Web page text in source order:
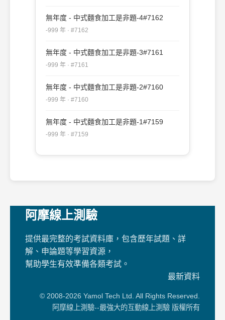
無年度 - 中式麵食加工是非題-4#7162
-999 年 · #7162
無年度 - 中式麵食加工是非題-3#7161
-999 年 · #7161
無年度 - 中式麵食加工是非題-2#7160
-999 年 · #7160
無年度 - 中式麵食加工是非題-1#7159
-999 年 · #7159
阿摩線上測驗
提供最完整的考試資料庫，包含歷年試題、詳
解、申論題等學習資源，
幫助學生有效準備各類考試。
最新資料
© 2008-2026 Yamol Tech Ltd. All Rights Reserved.
阿摩線上測驗--最強大的互動線上測驗 版權所有